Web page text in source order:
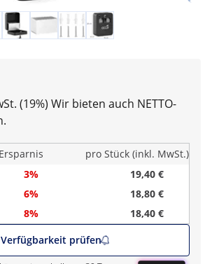
(19%) Wir bieten auch NETTO-
Ersparnis
pro Stück (inkl. MwSt.)
3%
19,40 €
6%
18,80 €
8%
18,40 €
Verfügbarkeit prüfen